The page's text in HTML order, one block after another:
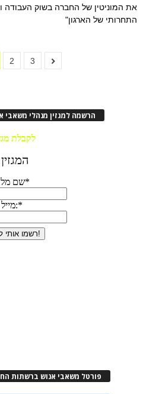
את המוניטין של החברה בשוק העבודה
התחרותי של הארגון"
2 3
הרשמה למגזין מנהלי משאבי
פורטל משאבי אנוש ברשתות